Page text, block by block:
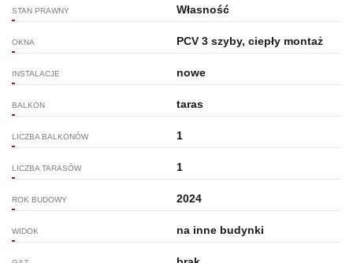
STAN PRAWNY Własność
OKNA PCV 3 szyby, ciepły montaż
INSTALACJE nowe
BALKON taras
LICZBA BALKONÓW 1
LICZBA TARASÓW 1
ROK BUDOWY 2024
WIDOK na inne budynki